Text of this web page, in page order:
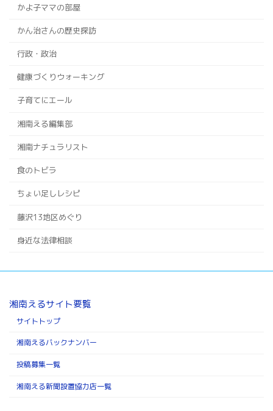
かよ子ママの部屋
かん治さんの歴史探訪
行政・政治
健康づくりウォーキング
子育てにエール
湘南える編集部
湘南ナチュラリスト
食のトビラ
ちょい足しレシピ
藤沢13地区めぐり
身近な法律相談
湘南えるサイト要覧
サイトトップ
湘南えるバックナンバー
投稿募集一覧
湘南える新聞設置協力店一覧